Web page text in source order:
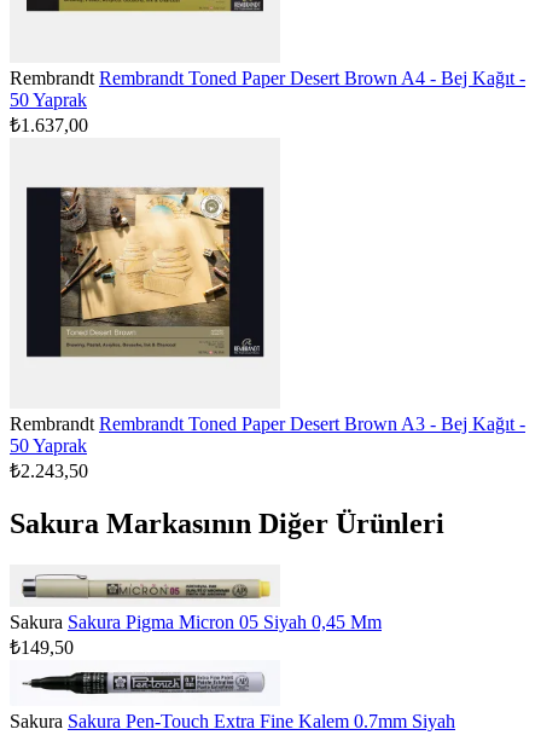
Rembrandt Rembrandt Toned Paper Desert Brown A4 - Bej Kağıt -
50 Yaprak
₺1.637,00
Rembrandt Rembrandt Toned Paper Desert Brown A3 - Bej Kağıt -
50 Yaprak
₺2.243,50
Sakura Markasının Diğer Ürünleri
Sakura Sakura Pigma Micron 05 Siyah 0,45 Mm
₺149,50
Sakura Sakura Pen-Touch Extra Fine Kalem 0.7mm Siyah